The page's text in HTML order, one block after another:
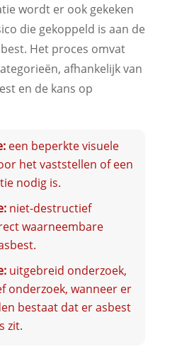
wordt er ook gekeken
die gekoppeld is aan de
Het proces omvat
afhankelijk van
en de kans op
een beperkte visuele
het vaststellen of een
nodig is.
niet-destructief
waarneembare
uitgebreid onderzoek,
onderzoek, wanneer er
bestaat dat er asbest
zit.